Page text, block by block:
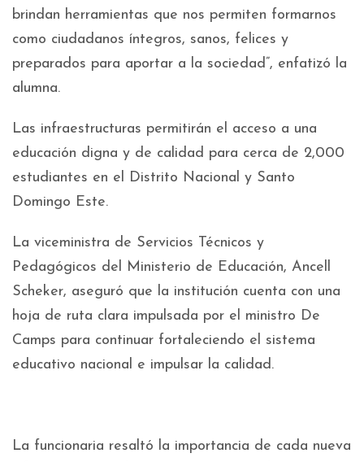
brindan herramientas que nos permiten formarnos
como ciudadanos íntegros, sanos, felices y
preparados para aportar a la sociedad”, enfatizó la
alumna.
Las infraestructuras permitirán el acceso a una
educación digna y de calidad para cerca de 2,000
estudiantes en el Distrito Nacional y Santo
Domingo Este.
La viceministra de Servicios Técnicos y
Pedagógicos del Ministerio de Educación, Ancell
Scheker, aseguró que la institución cuenta con una
hoja de ruta clara impulsada por el ministro De
Camps para continuar fortaleciendo el sistema
educativo nacional e impulsar la calidad.
La funcionaria resaltó la importancia de cada nueva